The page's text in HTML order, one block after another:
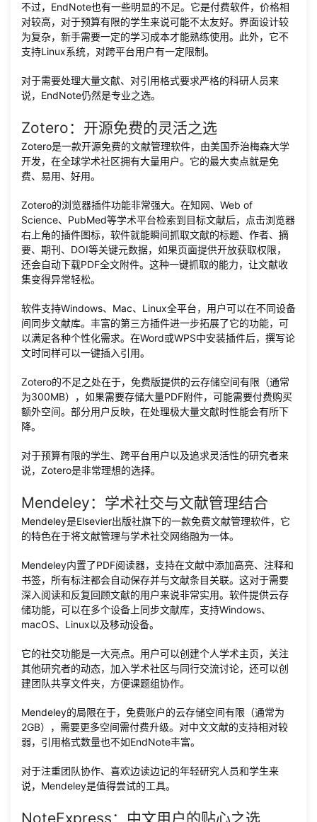
不过，EndNote也有一些明显的不足。它是付费软件，价格相
对较高，对于预算有限的学生来说可能不太友好。界面设计较
为复杂，新手需要一定的学习成本才能熟练使用。此外，它不
支持Linux系统，对跨平台用户有一定限制。
对于需要处理大量文献、对引用格式要求严格的科研人员来
说，EndNote仍然是专业之选。
Zotero：开源免费的灵活之选
Zotero是一款开源免费的文献管理软件，由美国乔治梅森大学
开发，在全球学术社区拥有大量用户。它的最大卖点就是免
费、易用、好用。
Zotero的浏览器插件功能非常强大。在知网、Web of
Science、PubMed等学术平台检索到目标文献后，点击浏览器
右上角的插件图标，软件就能瞬间抓取文献的标题、作者、摘
要、期刊、DOI等关键元数据，如果页面提供开放获取权限，
还会自动下载PDF全文附件。这种一键抓取的能力，让文献收
集变得异常轻松。
软件支持Windows、Mac、Linux全平台，用户可以在不同设备
间同步文献库。丰富的第三方插件进一步拓展了它的功能，可
以满足各种个性化需求。在Word或WPS中安装插件后，撰写论
文时同样可以一键插入引用。
Zotero的不足之处在于，免费版提供的云存储空间有限（通常
为300MB），如果需要存储大量PDF附件，可能需要付费购买
额外空间。部分用户反映，在处理极大量文献时性能会有所下
降。
对于预算有限的学生、跨平台用户以及追求灵活性的研究者来
说，Zotero是非常理想的选择。
Mendeley：学术社交与文献管理结合
Mendeley是Elsevier出版社旗下的一款免费文献管理软件，它
的特色在于将文献管理与学术社交网络融为一体。
Mendeley内置了PDF阅读器，支持在文献中添加高亮、注释和
书签，所有标注都会自动保存并与文献条目关联。这对于需要
深入阅读和反复回顾文献的用户来说非常实用。软件提供云存
储功能，可以在多个设备上同步文献库，支持Windows、
macOS、Linux以及移动设备。
它的社交功能是一大亮点。用户可以创建个人学术主页，关注
其他研究者的动态，加入学术社区与同行交流讨论，还可以创
建团队共享文件夹，方便课题组协作。
Mendeley的局限在于，免费账户的云存储空间有限（通常为
2GB），需要更多空间需付费升级。对中文文献的支持相对较
弱，引用格式数量也不如EndNote丰富。
对于注重团队协作、喜欢边读边记的年轻研究人员和学生来
说，Mendeley是值得尝试的工具。
NoteExpress：中文用户的贴心之选